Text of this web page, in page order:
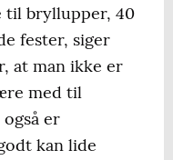
til bryllupper, 40
fester, siger
at man ikke er
med til
er
kan lide